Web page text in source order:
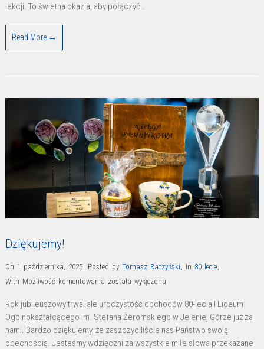
lekcji. To świetna okazja, aby połączyć…
Read More →
Dziękujemy!
On 1 października, 2025 Posted by Tomasz Raczyński In 80 lecie
With Możliwość komentowania Dziękujemy!
została wyłączona
Rok jubileuszowy trwa, ale uroczystość obchodów 80-lecia I Liceum
Ogólnokształcącego im. Stefana Żeromskiego w Jeleniej Górze już za
nami. Bardzo dziękujemy, że zaszczyciliście nas Państwo swoją
obecnością. Jesteśmy wdzięczni za wszystkie miłe słowa przekazane